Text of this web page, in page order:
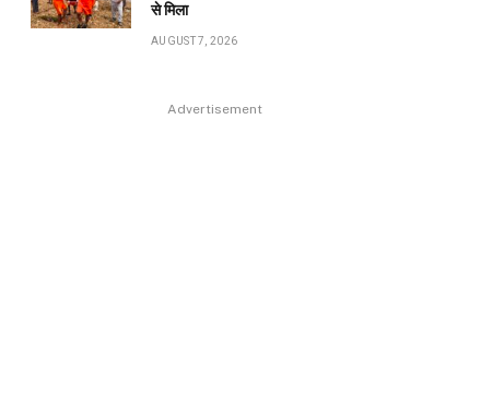
से मिला
AUGUST 7, 2026
Advertisement